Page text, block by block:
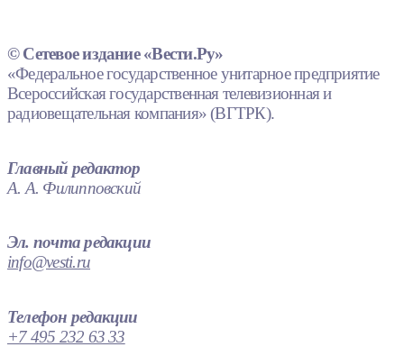
© Сетевое издание «Вести.Ру»
«Федеральное государственное унитарное предприятие
Всероссийская государственная телевизионная и
радиовещательная компания» (ВГТРК).
Главный редактор
А. А. Филипповский
Эл. почта редакции
info@vesti.ru
Телефон редакции
+7 495 232 63 33